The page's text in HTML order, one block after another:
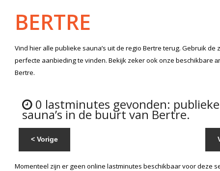
BERTRE
Vind hier alle publieke sauna’s uit de regio Bertreterug. Gebruik de
perfecte aanbieding te vinden. Bekijk zeker ook onze beschikbare
Bertre.
0 lastminutes gevonden: publieke
sauna’s in de buurt van Bertre.
< Vorige
Momenteel zijn er geen online lastminutes beschikbaar voor deze